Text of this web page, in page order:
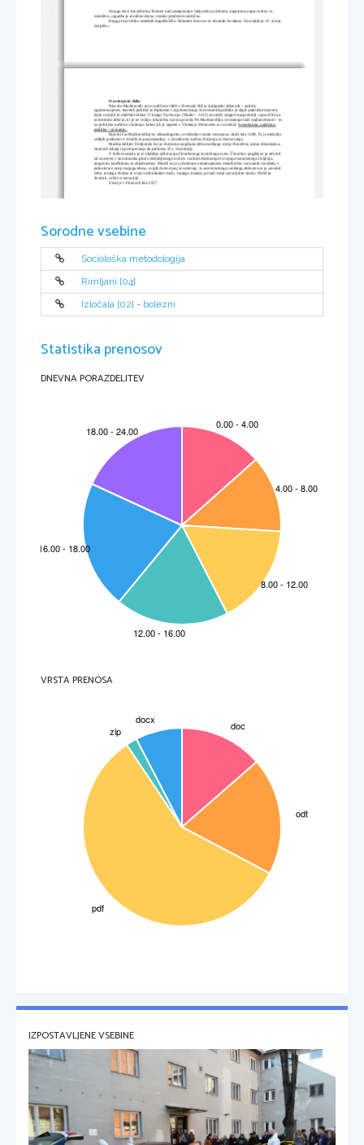
Zmago slavi brezobzirna bistrost nad omejenostjo. Ideja dela je deloma naperjena zoper cerkev in
meništvo, zgradba je erotično drzna, vendar predvsem satirična.
Knjiga ima veliko smešnih dogodivščin. Nekatere fraze so se ohranile do danes. Ena takih je »V rit naj
me piše«.
O avtorju in delu:
Niccolo Machiavelli se je rodil leta 1469 v Firencah. Bil je italijanski državnik – politik,
zgodovinopisec, teoretik politike in diplomat v rojstnem kraju. Kot teoretik politike je dajal praktične nasvete,
kako osvojiti in obdržati oblast. V knjigi Il principe (Vladar - 1513) so videli njegovi nasprotniki  opravičilo za
avtoritarno državo, ki je ne vežejo nikakršna nravna pravila Po Machiavelliju se imenuje tudi makiavelizem – to
so politična načela o vladanju, kakor jih je zapisal v Vladarju. Preneseno so ta načela: brezobzirna, zahrbtna
politika – ravnanje.
Rojstni čas Machiavellijeve »Mandragole« je obdobje visoke renesanse, okoli leta 1500. To je obdobje
velikih prelomov v družbi in posamezniku,  v miselnosti, načinu življenja in čustvovanja.
Machiavellijev življenjski čas je čudovito razgibana doba moškega vretja človeštva, polna dinamizma,
strastnih iskanj in prerojevanja ob prelomu 15.v 16.stoletje.
V širšem smislu je to obdobje odkrivanja človekovega resničnega sveta. Človekov pogled se je odvrnil
od zazrtosti v onostransko glorio obljubljenega sveta k  realnim dimenzijam svojega tostranskega življenja,
njegovim konfliktom in skladnostim. Zbudil se je iz duhovne zamaknjenosti metafizično verovanih razodetij v
polnokrven utrip svojega telesa, svojih čustvovanj in umivanj. Iz univerzalnega verskega občestva se je zavedel
sebe, svojega dvoma in svoje individualne moči, svojega razuma pa tudi svoje ustvarjalne strasti. Pričel je
dvomiti, rušiti in ustvarjati.
Umrl je v Firencah leta 1527.
Sorodne vsebine
Sociološka metodologija
Rimljani [04]
Izločala [02] - bolezni
Statistika prenosov
DNEVNA PORAZDELITEV
VRSTA PRENOSA
IZPOSTAVLJENE VSEBINE